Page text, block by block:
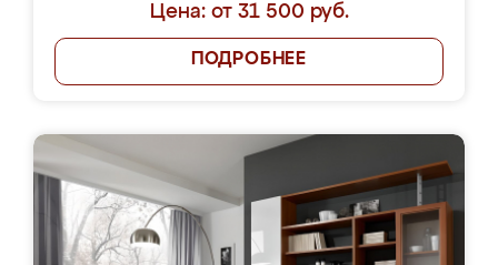
Цена: от 31 500 руб.
ПОДРОБНЕЕ